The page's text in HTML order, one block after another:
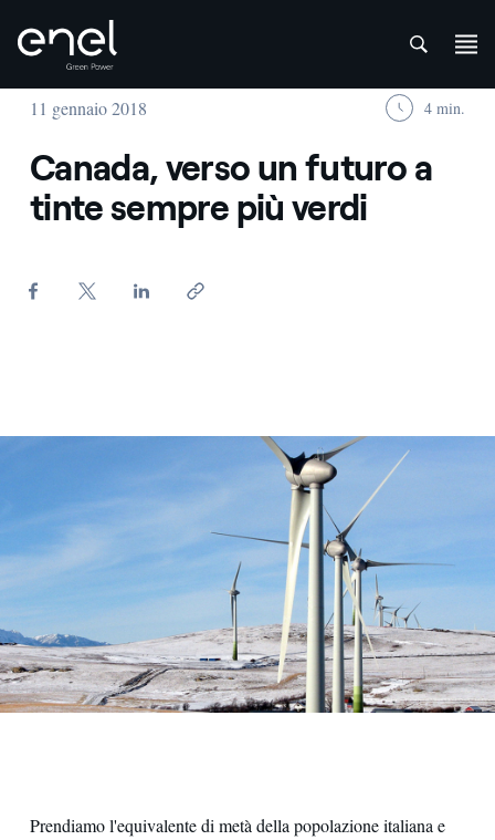
Salta al contenuto
11 gennaio 2018 4 min.
Canada, verso un futuro a
tinte sempre più verdi
Prendiamo l'equivalente di metà della popolazione italiana e